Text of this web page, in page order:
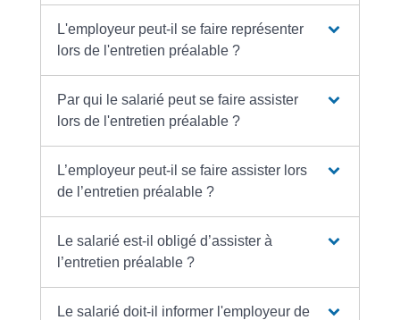
L'employeur peut-il se faire représenter
lors de l'entretien préalable ?
Par qui le salarié peut se faire assister
lors de l'entretien préalable ?
L’employeur peut-il se faire assister lors
de l’entretien préalable ?
Le salarié est-il obligé d’assister à
l’entretien préalable ?
Le salarié doit-il informer l'employeur de